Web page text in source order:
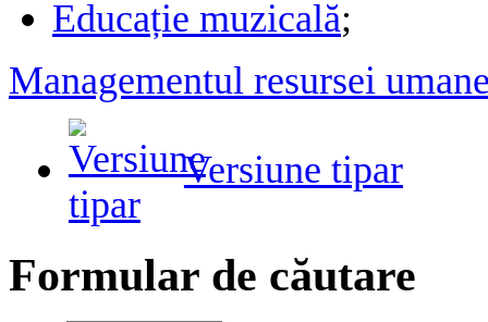
Educație muzicală;
Managementul resursei
Versiune tipar
Formular de căutare